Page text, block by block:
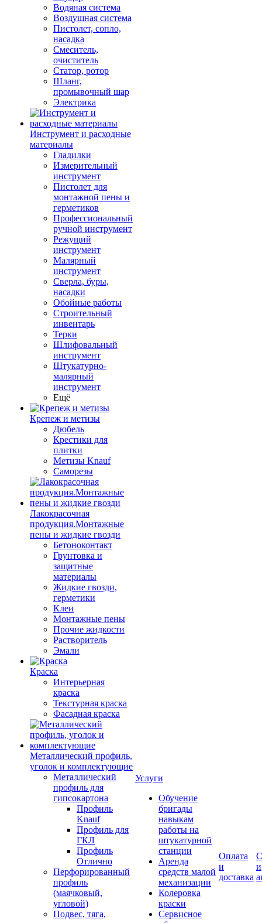
Водяная система
Воздушная система
Пистолет, сопло,
насадка
Смеситель,
очиститель
Статор, ротор
Шланг,
промывочный шар
Электрика
Инструмент и расходные
материалы
Гладилки
Измерительный
инструмент
Пистолет для
монтажной пены и
герметиков
Профессиональный
ручной инструмент
Режущий
инструмент
Малярный
инструмент
Сверла, буры,
насадки
Обойные работы
Строительный
инвентарь
Терки
Шлифовальный
инструмент
Штукатурно-
малярный
инструмент
Ещё
Крепеж и метизы
Дюбель
Крестики для
плитки
Метизы Knauf
Саморезы
Лакокрасочная
продукция.Монтажные
пены и жидкие гвозди
Бетоноконтакт
Грунтовка и
защитные
материалы
Жидкие гвозди,
герметики
Клеи
Монтажные пены
Прочие жидкости
Растворитель
Эмали
Краска
Интерьерная
краска
Текстурная краска
Фасадная краска
Металлический профиль,
уголок и комплектующие
Металлический
профиль для
гипсокартона
Профиль
Knauf
Профиль для
ГКЛ
Профиль
Отлично
Перфорированный
профиль
(маячковый,
угловой)
Подвес, тяга,
Услуги
Обучение
бригады
навыкам
работы на
штукатурной
станции
Аренда
средств малой
механизации
Колеровка
краски
Сервисное
Оплата
и
доставка
и